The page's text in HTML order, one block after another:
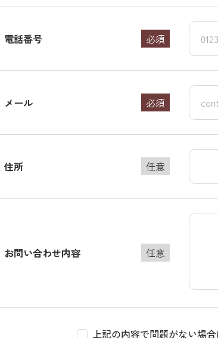
必須
電話番号
必須
メール
任意
住所
任意
お問い合わせ内容
上記の内容で問題がない場